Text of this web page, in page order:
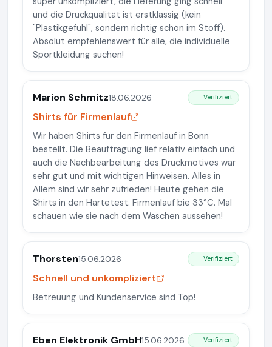
und die Druckqualität ist erstklassig (kein
"Plastikgefühl", sondern richtig schön im Stoff).
Absolut empfehlenswert für alle, die individuelle
Sportkleidung suchen!
Marion Schmitz18.06.2026 Verifiziert
Shirts für Firmenlauf
Wir haben Shirts für den Firmenlauf in Bonn
bestellt. Die Beauftragung lief relativ einfach und
auch die Nachbearbeitung des Druckmotives war
sehr gut und mit wichtigen Hinweisen. Alles in
Allem sind wir sehr zufrieden! Heute gehen die
Shirts in den Härtetest. Firmenlauf bie 33°C. Mal
schauen wie sie nach dem Waschen aussehen!
Thorsten15.06.2026 Verifiziert
Schnell und unkompliziert
Betreuung und Kundenservice sind Top!
Eben Elektronik GmbH15.06.2026 Verifiziert